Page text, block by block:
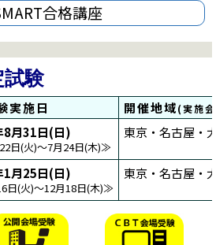
合格講座
試験
実施日 開催地域(実施
8月31日(日)
日(火)～7月24日(木)≫
東京・名古屋・
1月25日(日)
日(火)～12月18日(木)≫
東京・名古屋・